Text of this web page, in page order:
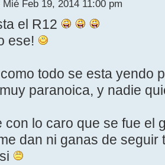
Mié Feb 19, 2014 11:00 pm
el R12
ese!
todo se esta yendo
paranoica, y nadie
con lo caro que se fue el
dan ni ganas de seguir